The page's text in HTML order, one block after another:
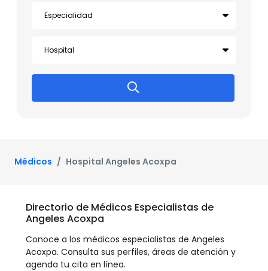
Médicos Hospital Angeles Acoxpa
Directorio de Médicos Especialistas de
Angeles Acoxpa
Conoce a los médicos especialistas de Angeles
Acoxpa. Consulta sus perfiles, áreas de atención y
agenda tu cita en línea.